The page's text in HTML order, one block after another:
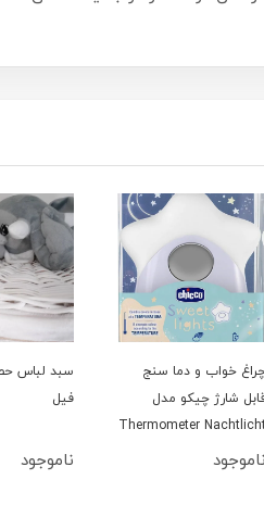
سنج
مدل
سبد لباس حصیری مدل
فیل